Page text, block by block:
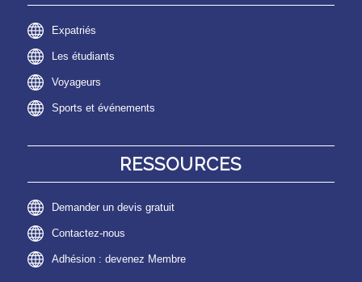
Expatriés
Les étudiants
Voyageurs
Sports et événements
RESSOURCES
Demander un devis gratuit
Contactez-nous
Adhésion : devenez Membre